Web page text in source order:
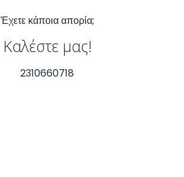
Έχετε κάποια απορία;
Καλέστε μας!
2310660718